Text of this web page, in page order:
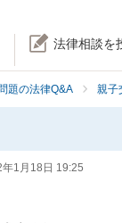
法律相談を
題の法律Q&A 親子
1月18日 19:25